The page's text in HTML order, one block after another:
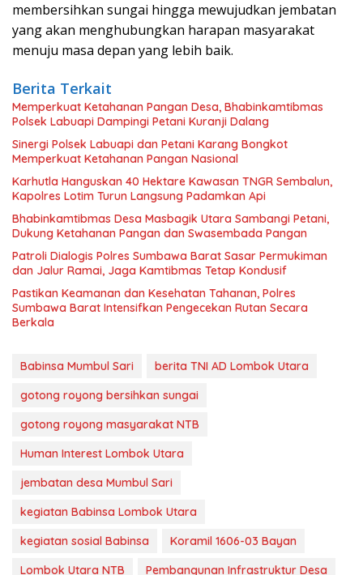
membersihkan sungai hingga mewujudkan jembatan
yang akan menghubungkan harapan masyarakat
menuju masa depan yang lebih baik.
Berita Terkait
Memperkuat Ketahanan Pangan Desa, Bhabinkamtibmas
Polsek Labuapi Dampingi Petani Kuranji Dalang
Sinergi Polsek Labuapi dan Petani Karang Bongkot
Memperkuat Ketahanan Pangan Nasional
Karhutla Hanguskan 40 Hektare Kawasan TNGR Sembalun,
Kapolres Lotim Turun Langsung Padamkan Api
Bhabinkamtibmas Desa Masbagik Utara Sambangi Petani,
Dukung Ketahanan Pangan dan Swasembada Pangan
Patroli Dialogis Polres Sumbawa Barat Sasar Permukiman
dan Jalur Ramai, Jaga Kamtibmas Tetap Kondusif
Pastikan Keamanan dan Kesehatan Tahanan, Polres
Sumbawa Barat Intensifkan Pengecekan Rutan Secara
Berkala
Babinsa Mumbul Sari
berita TNI AD Lombok Utara
gotong royong bersihkan sungai
gotong royong masyarakat NTB
Human Interest Lombok Utara
jembatan desa Mumbul Sari
kegiatan Babinsa Lombok Utara
kegiatan sosial Babinsa
Koramil 1606-03 Bayan
Lombok Utara NTB
Pembangunan Infrastruktur Desa